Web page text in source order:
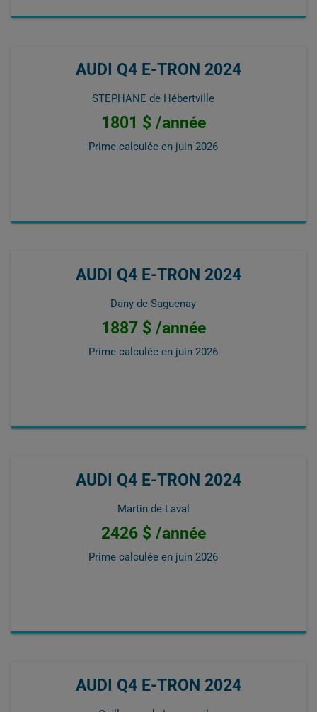
AUDI Q4 E-TRON 2024
STEPHANE de Hébertville
1801 $ /année
Prime calculée en juin 2026
AUDI Q4 E-TRON 2024
Dany de Saguenay
1887 $ /année
Prime calculée en juin 2026
AUDI Q4 E-TRON 2024
Martin de Laval
2426 $ /année
Prime calculée en juin 2026
AUDI Q4 E-TRON 2024